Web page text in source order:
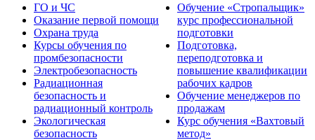
ГО и ЧС
Оказание первой помощи
Охрана труда
Курсы обучения по
промбезопасности
Электробезопасность
Радиационная
безопасность и
радиационный контроль
Экологическая
безопасность
Обучение «Стропальщик»
курс профессиональной
подготовки
Подготовка,
переподготовка и
повышение квалификации
рабочих кадров
Обучение менеджеров по
продажам
Курс обучения «Вахтовый
метод»